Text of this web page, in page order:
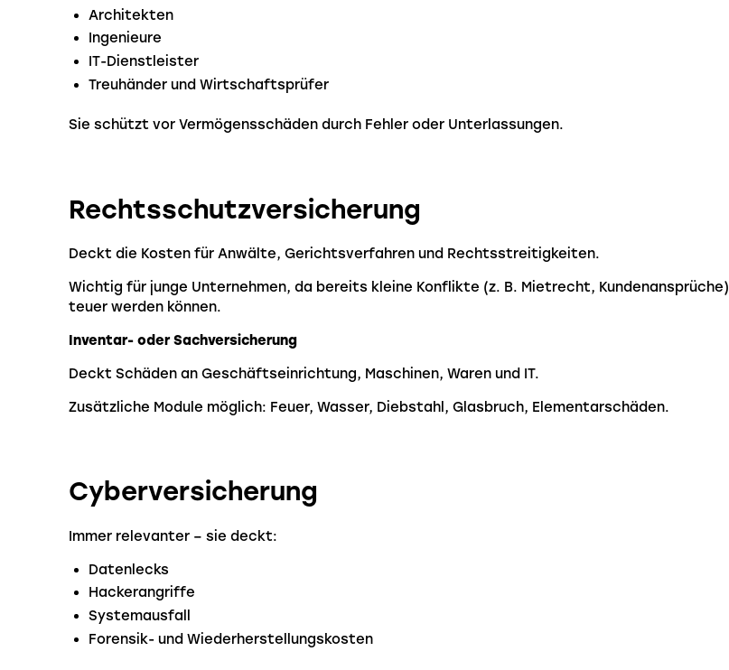
Architekten
Ingenieure
IT-Dienstleister
Treuhänder und Wirtschaftsprüfer
Sie schützt vor Vermögensschäden durch Fehler oder Unterlassungen.
Rechtsschutzversicherung
Deckt die Kosten für Anwälte, Gerichtsverfahren und Rechtsstreitigkeiten.
Wichtig für junge Unternehmen, da bereits kleine Konflikte (z. B. Mietrecht, Kundenansprüche)
teuer werden können.
Inventar- oder Sachversicherung
Deckt Schäden an Geschäftseinrichtung, Maschinen, Waren und IT.
Zusätzliche Module möglich: Feuer, Wasser, Diebstahl, Glasbruch, Elementarschäden.
Cyberversicherung
Immer relevanter – sie deckt:
Datenlecks
Hackerangriffe
Systemausfall
Forensik- und Wiederherstellungskosten